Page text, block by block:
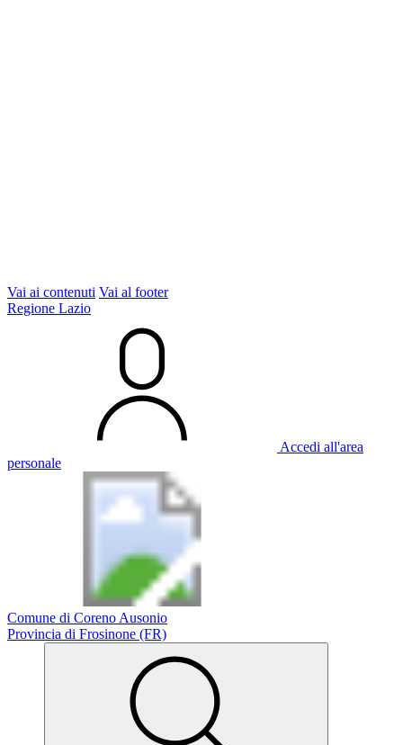
Vai ai contenuti Vai al footer
Regione Lazio
Accedi all'area
personale
Comune di Coreno Ausonio
Provincia di Frosinone (FR)